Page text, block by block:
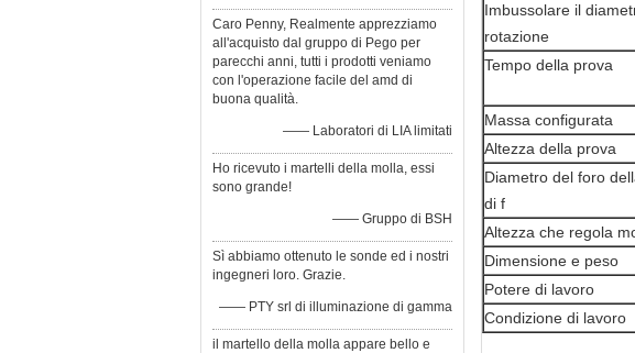
Caro Penny, Realmente apprezziamo
all'acquisto dal gruppo di Pego per
parecchi anni, tutti i prodotti veniamo
con l'operazione facile del amd di
buona qualità.
—— Laboratori di LIA limitati
Ho ricevuto i martelli della molla, essi
sono grande!
—— Gruppo di BSH
Sì abbiamo ottenuto le sonde ed i nostri
ingegneri loro. Grazie.
—— PTY srl di illuminazione di gamma
il martello della molla appare bello e
Imbussolare il
rotazione
Tempo della prova
Massa configurata
Altezza della prova
Diametro del foro
di f
Altezza che regola
Dimensione e peso
Potere di lavoro
Condizione di lavoro